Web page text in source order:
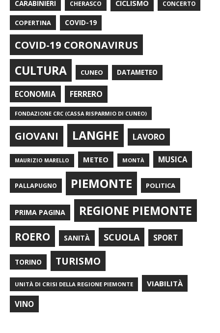
CARABINIERI CHERASCO CICLISMO CONCERTO
COPERTINA COVID-19
COVID-19 CORONAVIRUS
CULTURA CUNEO DATAMETEO
ECONOMIA FERRERO
FONDAZIONE CRC (CASSA RISPARMIO DI CUNEO)
GIOVANI LANGHE LAVORO
MAURIZIO MARELLO METEO MONTÀ MUSICA
PALLAPUGNO PIEMONTE POLITICA
PRIMA PAGINA REGIONE PIEMONTE
ROERO SANITÀ SCUOLA SPORT
TORINO TURISMO
UNITÀ DI CRISI DELLA REGIONE PIEMONTE VIABILITÀ
VINO